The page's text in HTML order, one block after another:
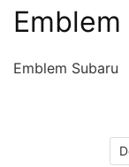
Emblem
Emblem Subaru